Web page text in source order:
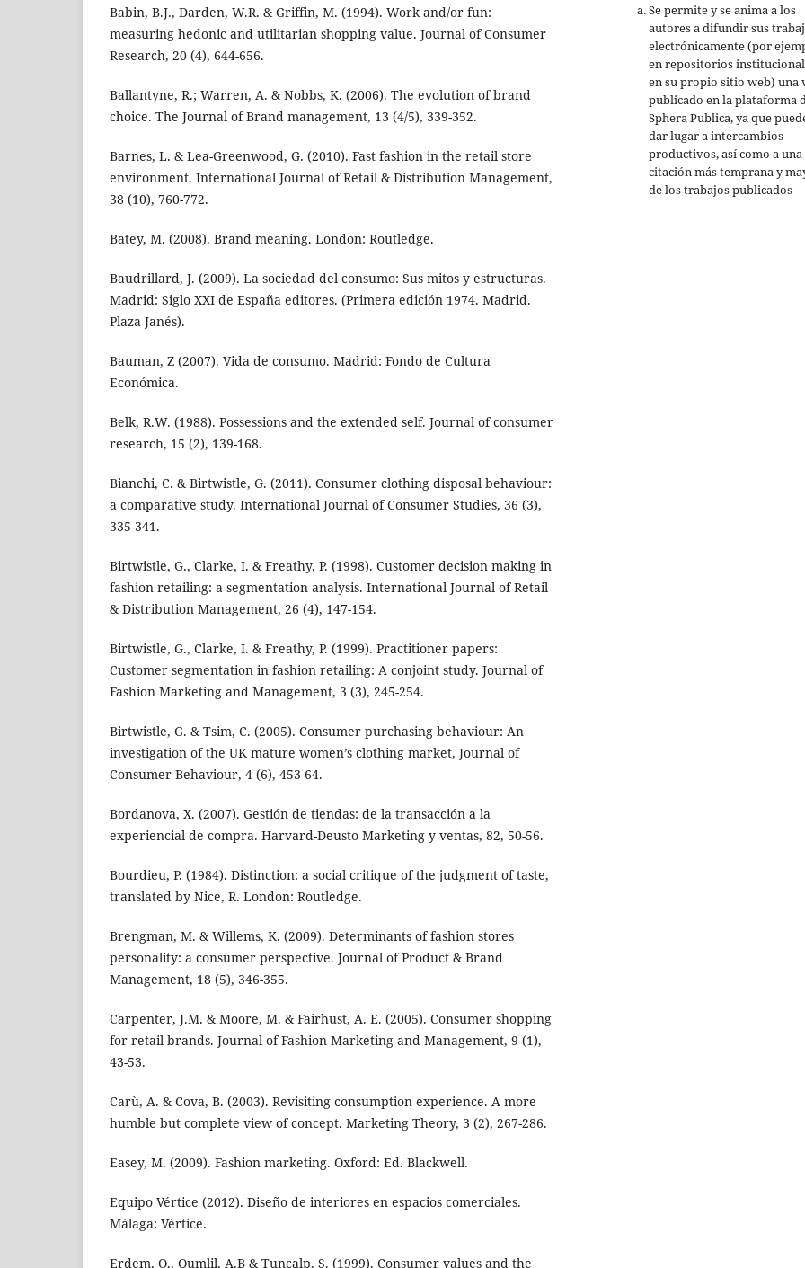
Babin, B.J., Darden, W.R. & Griffin, M. (1994). Work and/or fun:
measuring hedonic and utilitarian shopping value. Journal of Consumer
Research, 20 (4), 644-656.
Ballantyne, R.; Warren, A. & Nobbs, K. (2006). The evolution of brand
choice. The Journal of Brand management, 13 (4/5), 339-352.
Barnes, L. & Lea-Greenwood, G. (2010). Fast fashion in the retail store
environment. International Journal of Retail & Distribution Management,
38 (10), 760-772.
Batey, M. (2008). Brand meaning. London: Routledge.
Baudrillard, J. (2009). La sociedad del consumo: Sus mitos y estructuras.
Madrid: Siglo XXI de España editores. (Primera edición 1974. Madrid.
Plaza Janés).
Bauman, Z (2007). Vida de consumo. Madrid: Fondo de Cultura
Económica.
Belk, R.W. (1988). Possessions and the extended self. Journal of consumer
research, 15 (2), 139-168.
Bianchi, C. & Birtwistle, G. (2011). Consumer clothing disposal behaviour:
a comparative study. International Journal of Consumer Studies, 36 (3),
335-341.
Birtwistle, G., Clarke, I. & Freathy, P. (1998). Customer decision making in
fashion retailing: a segmentation analysis. International Journal of Retail
& Distribution Management, 26 (4), 147-154.
Birtwistle, G., Clarke, I. & Freathy, P. (1999). Practitioner papers:
Customer segmentation in fashion retailing: A conjoint study. Journal of
Fashion Marketing and Management, 3 (3), 245-254.
Birtwistle, G. & Tsim, C. (2005). Consumer purchasing behaviour: An
investigation of the UK mature women’s clothing market, Journal of
Consumer Behaviour, 4 (6), 453-64.
Bordanova, X. (2007). Gestión de tiendas: de la transacción a la
experiencial de compra. Harvard-Deusto Marketing y ventas, 82, 50-56.
Bourdieu, P. (1984). Distinction: a social critique of the judgment of taste,
translated by Nice, R. London: Routledge.
Brengman, M. & Willems, K. (2009). Determinants of fashion stores
personality: a consumer perspective. Journal of Product & Brand
Management, 18 (5), 346-355.
Carpenter, J.M. & Moore, M. & Fairhust, A. E. (2005). Consumer shopping
for retail brands. Journal of Fashion Marketing and Management, 9 (1),
43-53.
Carù, A. & Cova, B. (2003). Revisiting consumption experience. A more
humble but complete view of concept. Marketing Theory, 3 (2), 267-286.
Easey, M. (2009). Fashion marketing. Oxford: Ed. Blackwell.
Equipo Vértice (2012). Diseño de interiores en espacios comerciales.
Málaga: Vértice.
Erdem, O., Oumlil, A.B & Tuncalp, S. (1999). Consumer values and the
Se permite y se anima a los
autores a difundir sus
electrónicamente (por
en repositorios
en su propio sitio web) una
publicado en la plataforma
Sphera Publica, ya que
dar lugar a intercambios
productivos, así como a una
citación más temprana y
de los trabajos publicados